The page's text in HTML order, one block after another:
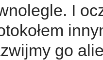
I
go